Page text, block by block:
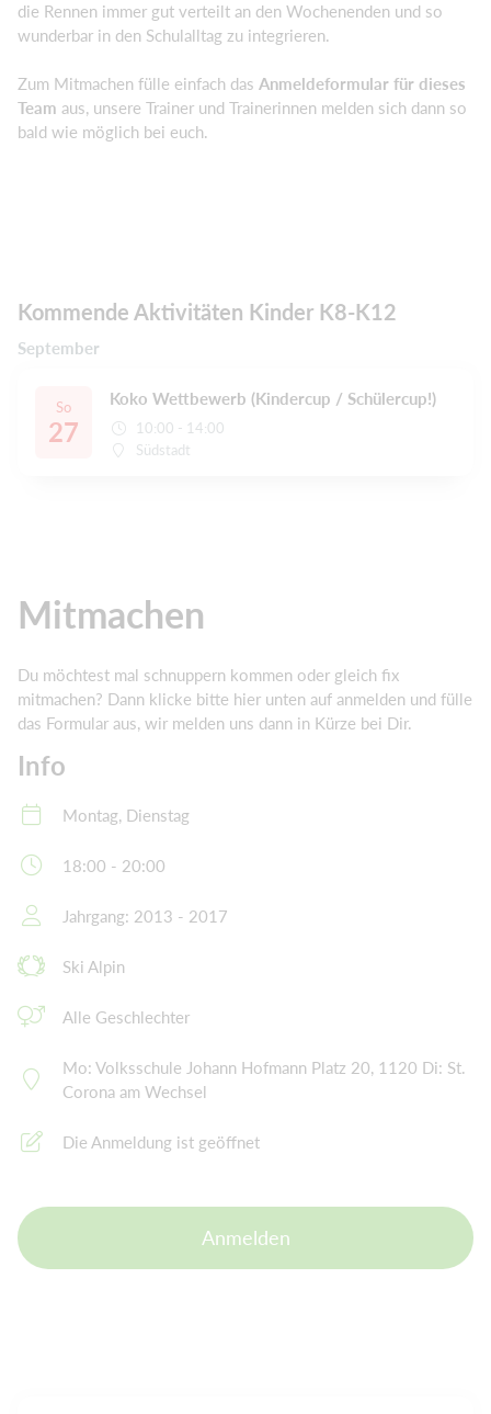
die Rennen immer gut verteilt an den Wochenenden und so
wunderbar in den Schulalltag zu integrieren.
Zum Mitmachen fülle einfach das Anmeldeformular für dieses
Team aus, unsere Trainer und Trainerinnen melden sich dann so
bald wie möglich bei euch.
Kommende Aktivitäten Kinder K8-K12
September
So
27
Koko Wettbewerb (Kindercup / Schülercup!)
10:00 - 14:00
Südstadt
Mitmachen
Du möchtest mal schnuppern kommen oder gleich fix
mitmachen? Dann klicke bitte hier unten auf anmelden und fülle
das Formular aus, wir melden uns dann in Kürze bei Dir.
Info
Montag, Dienstag
18:00 - 20:00
Jahrgang: 2013 - 2017
Ski Alpin
Alle Geschlechter
Mo: Volksschule Johann Hofmann Platz 20, 1120 Di: St.
Corona am Wechsel
Die Anmeldung ist geöffnet
Anmelden